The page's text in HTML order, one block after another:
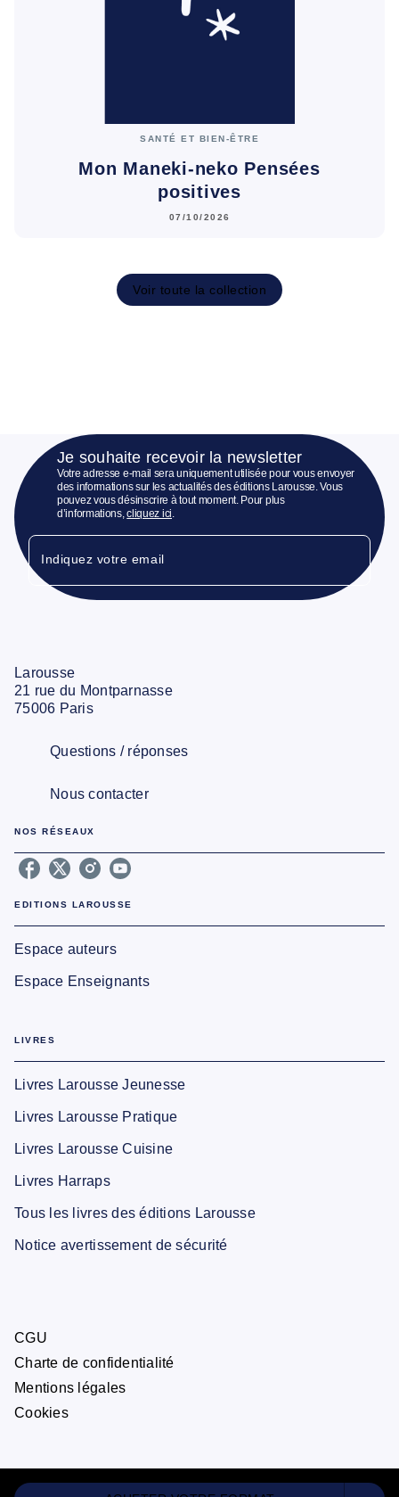
SANTÉ ET BIEN-ÊTRE
Mon Maneki-neko Pensées
positives
07/10/2026
Voir toute la collection
Je souhaite recevoir la newsletter
Votre adresse e-mail sera uniquement utilisée pour vous envoyer
des informations sur les actualités des éditions Larousse. Vous
pouvez vous désinscrire à tout moment. Pour plus
d’informations,cliquez ici.
Indiquez votre email
Larousse
21 rue du Montparnasse
75006 Paris
Questions / réponses
Nous contacter
NOS RÉSEAUX
EDITIONS LAROUSSE
Espace auteurs
Espace Enseignants
LIVRES
Livres Larousse Jeunesse
Livres Larousse Pratique
Livres Larousse Cuisine
Livres Harraps
Tous les livres des éditions Larousse
Notice avertissement de sécurité
CGU
Charte de confidentialité
Mentions légales
Cookies